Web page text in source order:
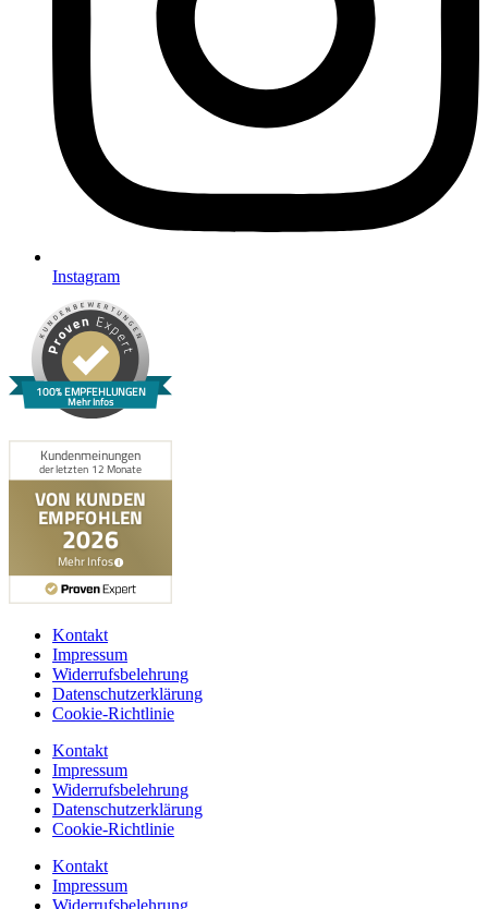
Instagram
100% EMPFEHLUNGEN
Mehr Infos
Kontakt
Impressum
Widerrufsbelehrung
Datenschutzerklärung
Cookie-Richtlinie
Kontakt
Impressum
Widerrufsbelehrung
Datenschutzerklärung
Cookie-Richtlinie
Kontakt
Impressum
Widerrufsbelehrung